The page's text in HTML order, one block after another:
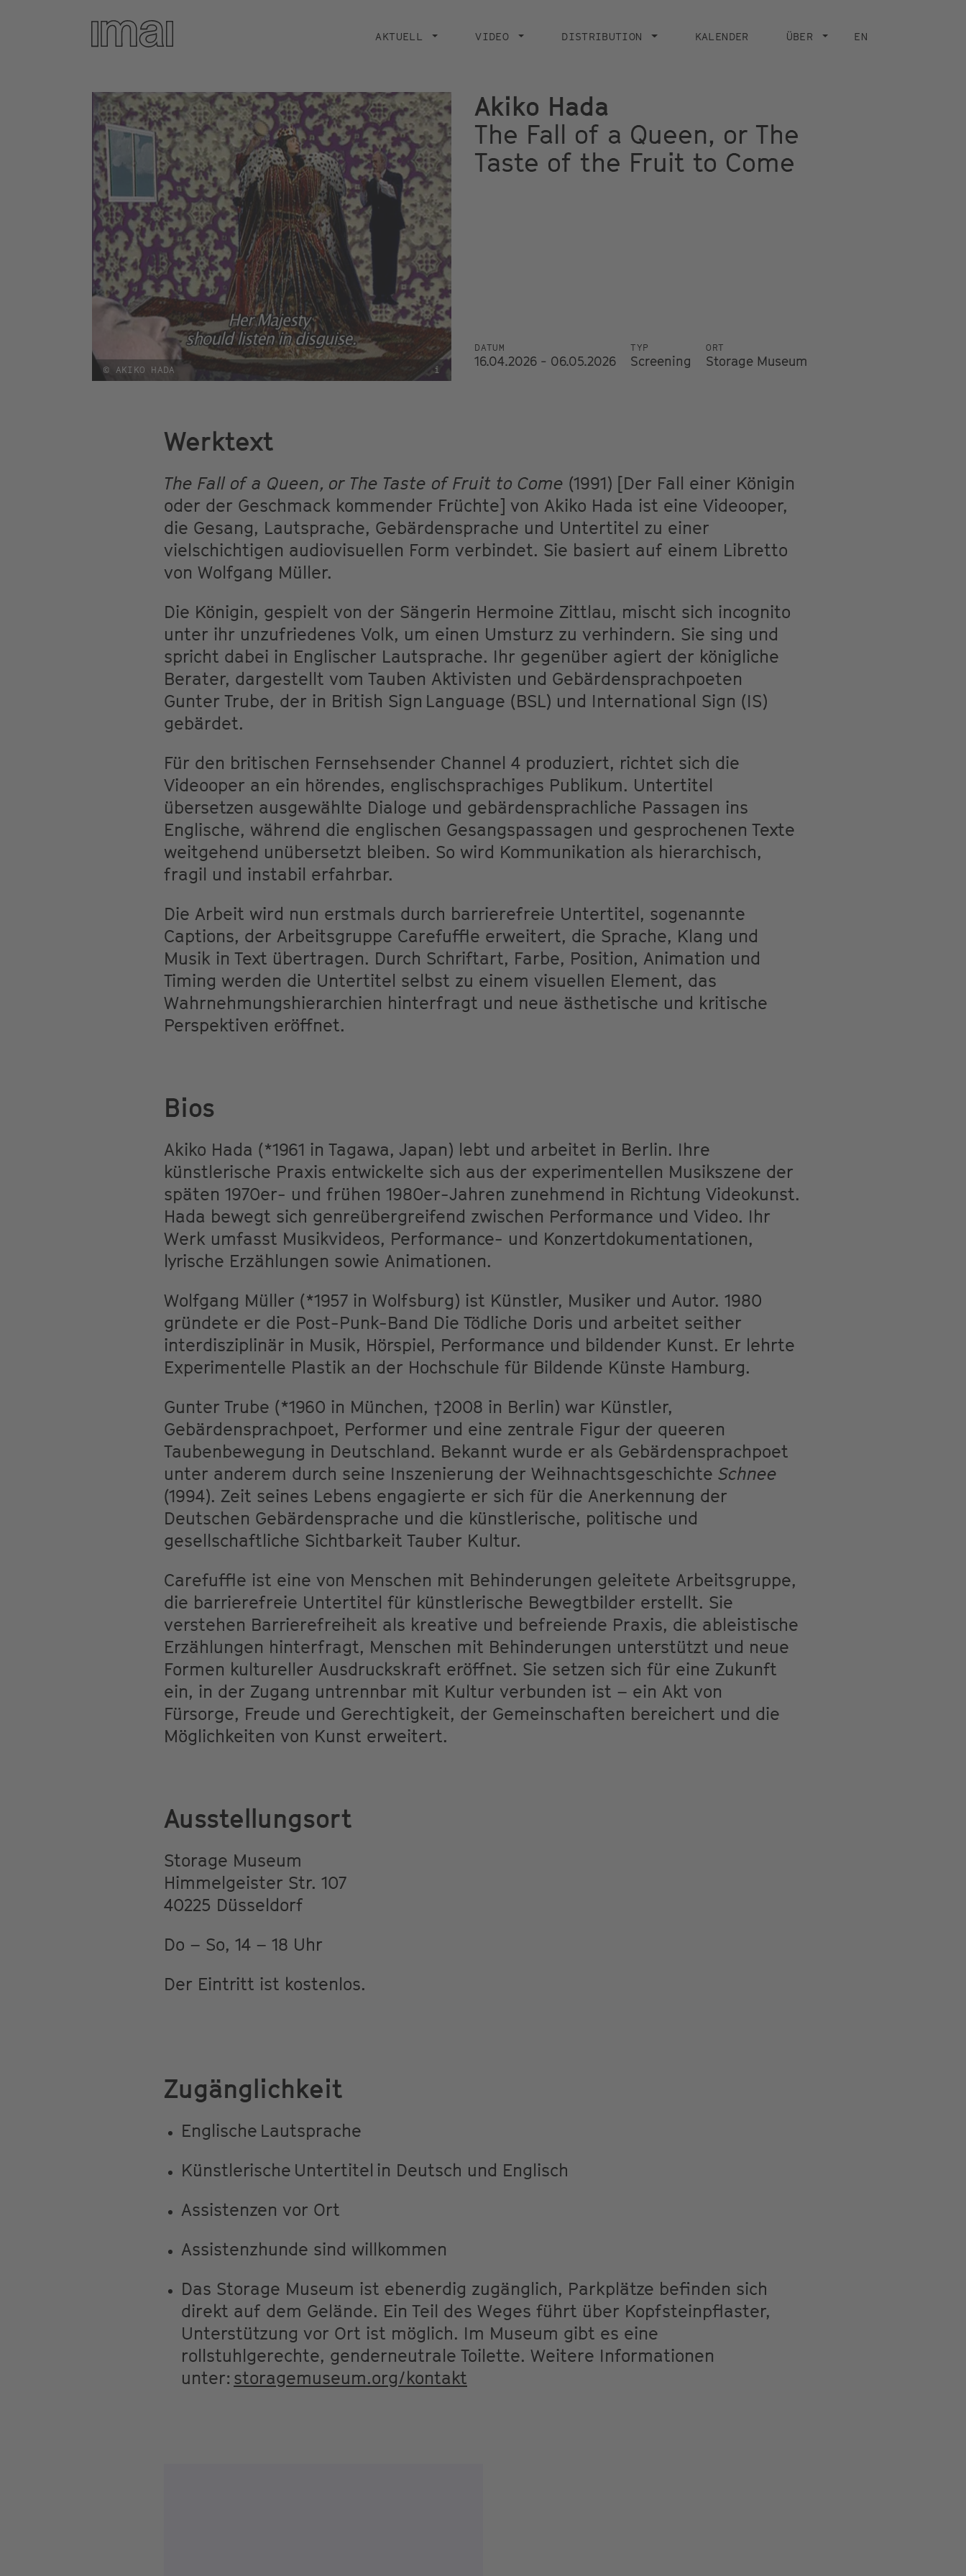
navigation
AKTUELL VIDEO DISTRIBUTION KALENDER ÜBER EN
© AKIKO HADA i
Akiko Hada
The Fall of a Queen, or The
Taste of the Fruit to Come
DATUM
16.04.2026 - 06.05.2026
TYP
Screening
ORT
Storage Museum
Werktext
The Fall of a Queen, or The Taste of Fruit to Come (1991) [Der Fall einer Königin
oder der Geschmack kommender Früchte] von Akiko Hada ist eine Videooper,
die Gesang, Lautsprache, Gebärdensprache und Untertitel zu einer
vielschichtigen audiovisuellen Form verbindet. Sie basiert auf einem Libretto
von Wolfgang Müller.
Die Königin, gespielt von der Sängerin Hermoine Zittlau, mischt sich incognito
unter ihr unzufriedenes Volk, um einen Umsturz zu verhindern. Sie sing und
spricht dabei in Englischer Lautsprache. Ihr gegenüber agiert der königliche
Berater, dargestellt vom Tauben Aktivisten und Gebärdensprachpoeten
Gunter Trube, der in British Sign Language (BSL) und International Sign (IS)
gebärdet.
Für den britischen Fernsehsender Channel 4 produziert, richtet sich die
Videooper an ein hörendes, englischsprachiges Publikum. Untertitel
übersetzen ausgewählte Dialoge und gebärdensprachliche Passagen ins
Englische, während die englischen Gesangspassagen und gesprochenen Texte
weitgehend unübersetzt bleiben. So wird Kommunikation als hierarchisch,
fragil und instabil erfahrbar.
Die Arbeit wird nun erstmals durch barrierefreie Untertitel, sogenannte
Captions, der Arbeitsgruppe Carefuffle erweitert, die Sprache, Klang und
Musik in Text übertragen. Durch Schriftart, Farbe, Position, Animation und
Timing werden die Untertitel selbst zu einem visuellen Element, das
Wahrnehmungshierarchien hinterfragt und neue ästhetische und kritische
Perspektiven eröffnet.
Bios
Akiko Hada (*1961 in Tagawa, Japan) lebt und arbeitet in Berlin. Ihre
künstlerische Praxis entwickelte sich aus der experimentellen Musikszene der
späten 1970er- und frühen 1980er-Jahren zunehmend in Richtung Videokunst.
Hada bewegt sich genreübergreifend zwischen Performance und Video. Ihr
Werk umfasst Musikvideos, Performance- und Konzertdokumentationen,
lyrische Erzählungen sowie Animationen.
Wolfgang Müller (*1957 in Wolfsburg) ist Künstler, Musiker und Autor. 1980
gründete er die Post-Punk-Band Die Tödliche Doris und arbeitet seither
interdisziplinär in Musik, Hörspiel, Performance und bildender Kunst. Er lehrte
Experimentelle Plastik an der Hochschule für Bildende Künste Hamburg.
Gunter Trube (*1960 in München, †2008 in Berlin) war Künstler,
Gebärdensprachpoet, Performer und eine zentrale Figur der queeren
Taubenbewegung in Deutschland. Bekannt wurde er als Gebärdensprachpoet
unter anderem durch seine Inszenierung der Weihnachtsgeschichte Schnee
(1994). Zeit seines Lebens engagierte er sich für die Anerkennung der
Deutschen Gebärdensprache und die künstlerische, politische und
gesellschaftliche Sichtbarkeit Tauber Kultur.
Carefuffle ist eine von Menschen mit Behinderungen geleitete Arbeitsgruppe,
die barrierefreie Untertitel für künstlerische Bewegtbilder erstellt. Sie
verstehen Barrierefreiheit als kreative und befreiende Praxis, die ableistische
Erzählungen hinterfragt, Menschen mit Behinderungen unterstützt und neue
Formen kultureller Ausdruckskraft eröffnet. Sie setzen sich für eine Zukunft
ein, in der Zugang untrennbar mit Kultur verbunden ist – ein Akt von
Fürsorge, Freude und Gerechtigkeit, der Gemeinschaften bereichert und die
Möglichkeiten von Kunst erweitert.
Ausstellungsort
Storage Museum
Himmelgeister Str. 107
40225 Düsseldorf
Do – So, 14 – 18 Uhr
Der Eintritt ist kostenlos.
Zugänglichkeit
Englische Lautsprache
Künstlerische Untertitel in Deutsch und Englisch
Assistenzen vor Ort
Assistenzhunde sind willkommen
Das Storage Museum ist ebenerdig zugänglich, Parkplätze befinden sich
direkt auf dem Gelände. Ein Teil des Weges führt über Kopfsteinpflaster,
Unterstützung vor Ort ist möglich. Im Museum gibt es eine
rollstuhlgerechte, genderneutrale Toilette. Weitere Informationen
unter: storagemuseum.org/kontakt